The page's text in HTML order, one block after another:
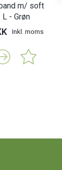
m/ soft
- Grøn
Inkl. moms